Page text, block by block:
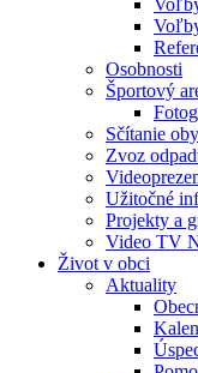
Osobnosti
Športový
Sčítanie
Zvoz
Užitočné
Projekty a
Video TV
Život v obci
Aktuality